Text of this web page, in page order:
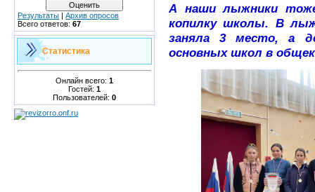
Результаты | Архив опросов
Всего ответов: 67
Статистика
Онлайн всего: 1
Гостей: 1
Пользователей: 0
А наши лыжники
копилку школы. В
заняла 3 место, а
основных школ в